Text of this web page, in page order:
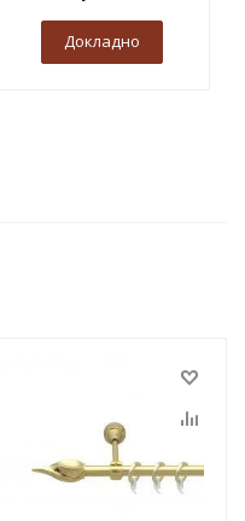
Докладно